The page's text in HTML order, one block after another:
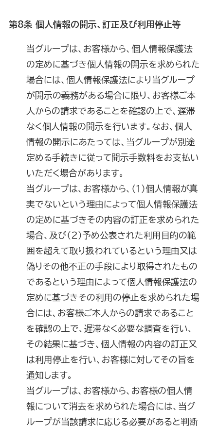
第8条 個人情報の開示、訂正及び利用停止等
当グループは、お客様から、個人情報保護法
の定めに基づき個人情報の開示を求められた
場合には、個人情報保護法により当グループ
が開示の義務がある場合に限り、お客様ご本
人からの請求であることを確認の上で、遅滞
なく個人情報の開示を行います。なお、個人
情報の開示にあたっては、当グループが別途
定める手続きに従って開示手数料をお支払い
いただく場合があります。
当グループは、お客様から、（１）個人情報が真
実でないという理由によって個人情報保護法
の定めに基づきその内容の訂正を求められた
場合、及び（２）予め公表された利用目的の範
囲を超えて取り扱われているという理由又は
偽りその他不正の手段により取得されたもの
であるという理由によって個人情報保護法の
定めに基づきその利用の停止を求められた場
合には、お客様ご本人からの請求であること
を確認の上で、遅滞なく必要な調査を行い、
その結果に基づき、個人情報の内容の訂正又
は利用停止を行い、お客様に対してその旨を
通知します。
当グループは、お客様から、お客様の個人情
報について消去を求められた場合には、当グ
ループが当該請求に応じる必要があると判断